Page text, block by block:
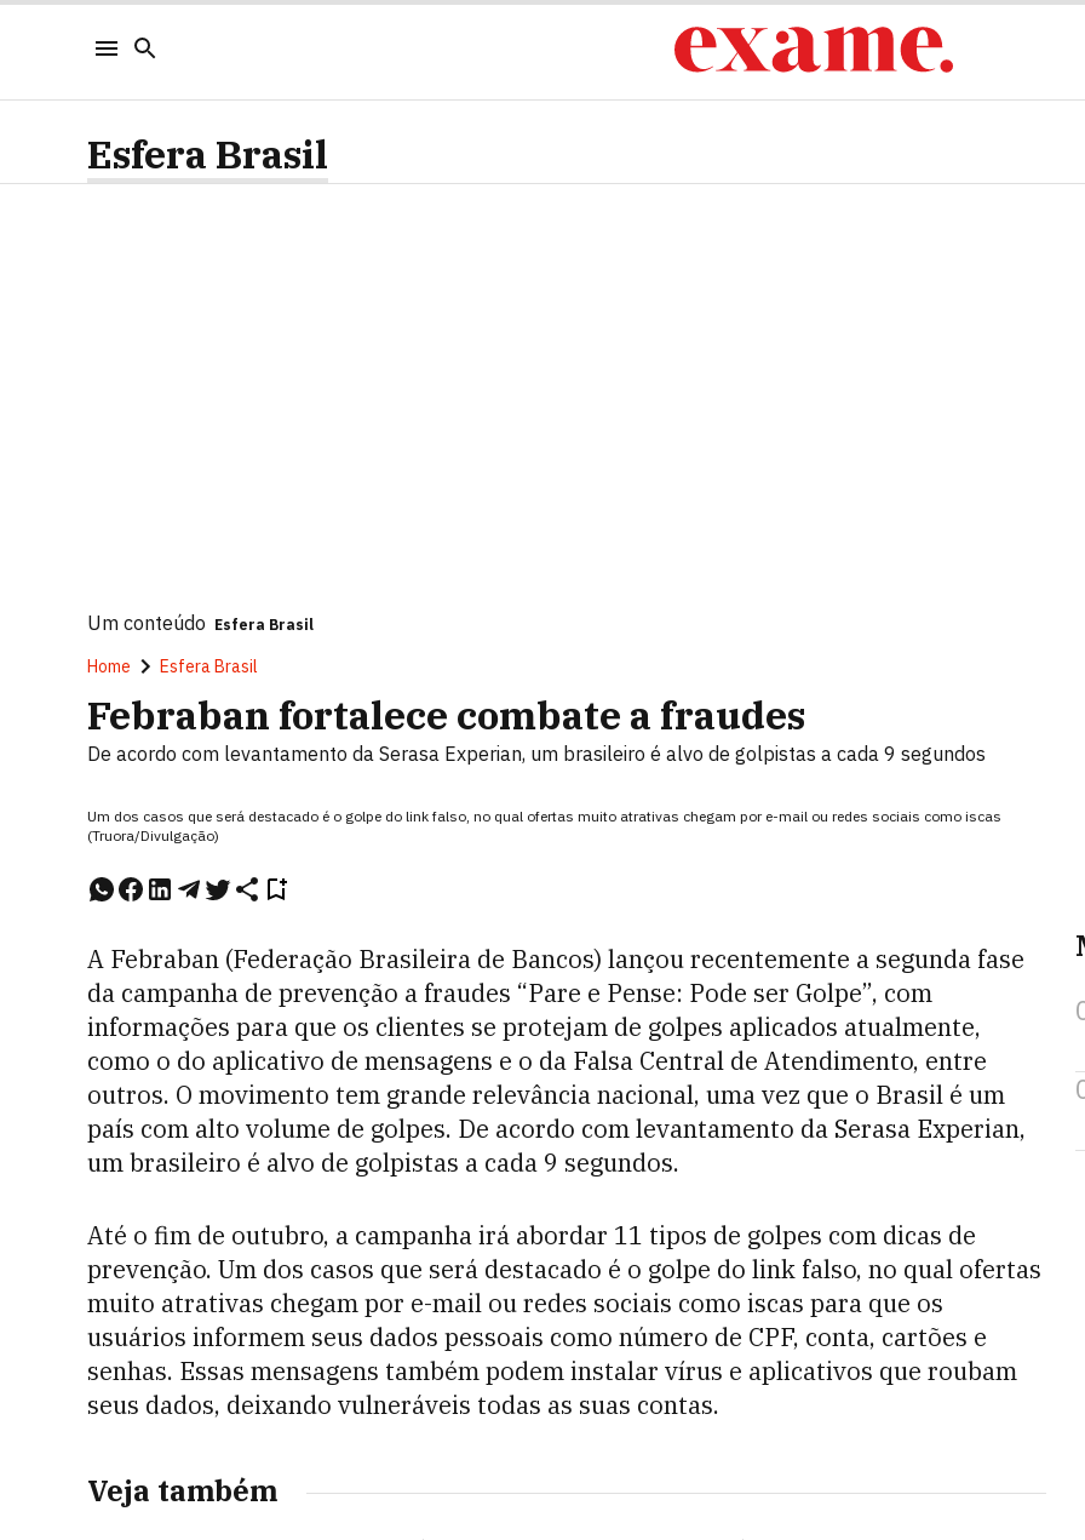
Esfera Brasil
Um conteúdo Esfera Brasil
Home Esfera Brasil
Febraban fortalece combate a fraudes
De acordo com levantamento da Serasa Experian, um brasileiro é alvo de golpistas a cada 9 segundos
Um dos casos que será destacado é o golpe do link falso, no qual ofertas muito atrativas chegam por e-mail ou redes sociais como iscas
(Truora/Divulgação)
A Febraban (Federação Brasileira de Bancos) lançou recentemente a segunda fase
da campanha de prevenção a fraudes “Pare e Pense: Pode ser Golpe”, com
informações para que os clientes se protejam de golpes aplicados atualmente,
como o do aplicativo de mensagens e o da Falsa Central de Atendimento, entre
outros. O movimento tem grande relevância nacional, uma vez que o Brasil é um
país com alto volume de golpes. De acordo com levantamento da Serasa Experian,
um brasileiro é alvo de golpistas a cada 9 segundos.
Até o fim de outubro, a campanha irá abordar 11 tipos de golpes com dicas de
prevenção. Um dos casos que será destacado é o golpe do link falso, no qual ofertas
muito atrativas chegam por e-mail ou redes sociais como iscas para que os
usuários informem seus dados pessoais como número de CPF, conta, cartões e
senhas. Essas mensagens também podem instalar vírus e aplicativos que roubam
seus dados, deixando vulneráveis todas as suas contas.
Veja também